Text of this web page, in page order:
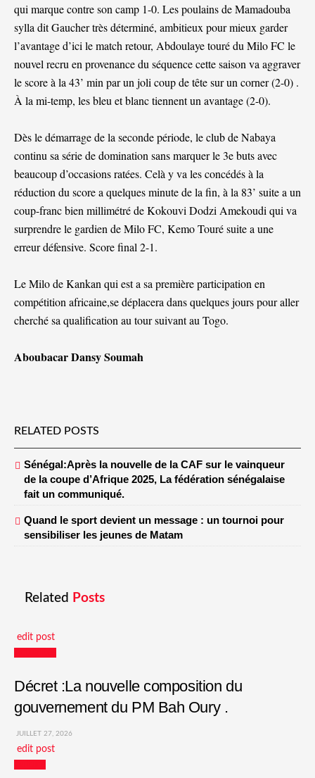
qui marque contre son camp 1-0. Les poulains de Mamadouba
sylla dit Gaucher très déterminé, ambitieux pour mieux garder
l’avantage d’ici le match retour, Abdoulaye touré du Milo FC le
nouvel recru en provenance du séquence cette saison va aggraver
le score à la 43’ min par un joli coup de tête sur un corner (2-0) .
À la mi-temp, les bleu et blanc tiennent un avantage (2-0).
Dès le démarrage de la seconde période, le club de Nabaya
continu sa série de domination sans marquer le 3e buts avec
beaucoup d’occasions ratées. Celà y va les concédés à la
réduction du score a quelques minute de la fin, à la 83’ suite a un
coup-franc bien millimétré de Kokouvi Dodzi Amekoudi qui va
surprendre le gardien de Milo FC, Kemo Touré suite a une
erreur défensive. Score final 2-1.
Le Milo de Kankan qui est a sa première participation en
compétition africaine,se déplacera dans quelques jours pour aller
cherché sa qualification au tour suivant au Togo.
Aboubacar Dansy Soumah
RELATED POSTS
Sénégal:Après la nouvelle de la CAF sur le vainqueur
de la coupe d’Afrique 2025, La fédération sénégalaise
fait un communiqué.
Quand le sport devient un message : un tournoi pour
sensibiliser les jeunes de Matam
Related Posts
edit post
Décret :La nouvelle composition du
gouvernement du PM Bah Oury .
JUILLET 27, 2026
edit post